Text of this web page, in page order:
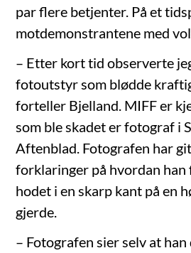
par flere betjenter. På et
motdemonstrantene med
– Etter kort tid observerte
fotoutstyr som blødde
forteller Bjelland. MIFF er
som ble skadet er fotograf i
Aftenblad. Fotografen har
forklaringer på hvordan han
hodet i en skarp kant på en
gjerde.
– Fotografen sier selv at